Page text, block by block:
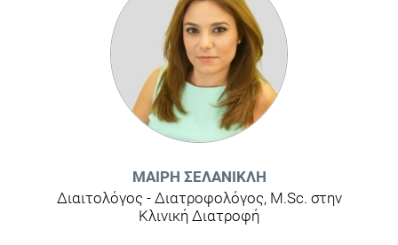
ΜΑΊΡΗ ΣΕΛΑΝΙΚΛΉ
Διαιτολόγος - Διατροφολόγος, M.Sc. στην
Κλινική Διατροφή